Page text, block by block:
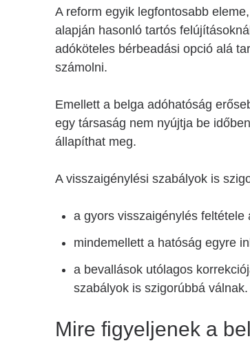
A reform egyik legfontosabb
alapján hasonló tartós
adóköteles bérbeadási opció alá
számolni.
Emellett a belga adóhatóság
egy társaság nem nyújtja be
állapíthat meg.
A visszaigénylési szabályok is
a gyors visszaigénylés
mindemellett a hatóság egyre
a bevallások utólagos
szabályok is szigorúbbá válnak.
Mire figyeljenek a